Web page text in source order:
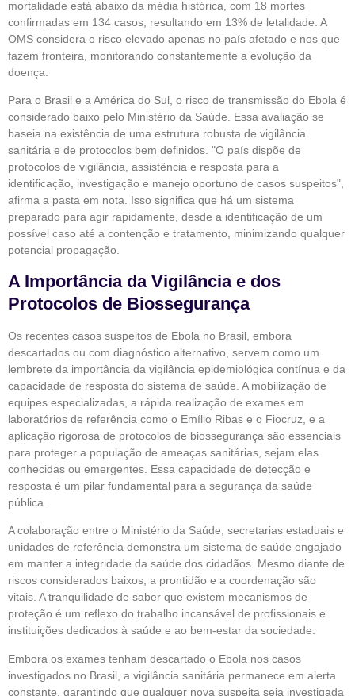
mortalidade está abaixo da média histórica, com 18 mortes
confirmadas em 134 casos, resultando em 13% de letalidade. A
OMS considera o risco elevado apenas no país afetado e nos que
fazem fronteira, monitorando constantemente a evolução da
doença.
Para o Brasil e a América do Sul, o risco de transmissão do Ebola é
considerado baixo pelo Ministério da Saúde. Essa avaliação se
baseia na existência de uma estrutura robusta de vigilância
sanitária e de protocolos bem definidos. "O país dispõe de
protocolos de vigilância, assistência e resposta para a
identificação, investigação e manejo oportuno de casos suspeitos",
afirma a pasta em nota. Isso significa que há um sistema
preparado para agir rapidamente, desde a identificação de um
possível caso até a contenção e tratamento, minimizando qualquer
potencial propagação.
A Importância da Vigilância e dos
Protocolos de Biossegurança
Os recentes casos suspeitos de Ebola no Brasil, embora
descartados ou com diagnóstico alternativo, servem como um
lembrete da importância da vigilância epidemiológica contínua e da
capacidade de resposta do sistema de saúde. A mobilização de
equipes especializadas, a rápida realização de exames em
laboratórios de referência como o Emílio Ribas e o Fiocruz, e a
aplicação rigorosa de protocolos de biossegurança são essenciais
para proteger a população de ameaças sanitárias, sejam elas
conhecidas ou emergentes. Essa capacidade de detecção e
resposta é um pilar fundamental para a segurança da saúde
pública.
A colaboração entre o Ministério da Saúde, secretarias estaduais e
unidades de referência demonstra um sistema de saúde engajado
em manter a integridade da saúde dos cidadãos. Mesmo diante de
riscos considerados baixos, a prontidão e a coordenação são
vitais. A tranquilidade de saber que existem mecanismos de
proteção é um reflexo do trabalho incansável de profissionais e
instituições dedicados à saúde e ao bem-estar da sociedade.
Embora os exames tenham descartado o Ebola nos casos
investigados no Brasil, a vigilância sanitária permanece em alerta
constante, garantindo que qualquer nova suspeita seja investigada